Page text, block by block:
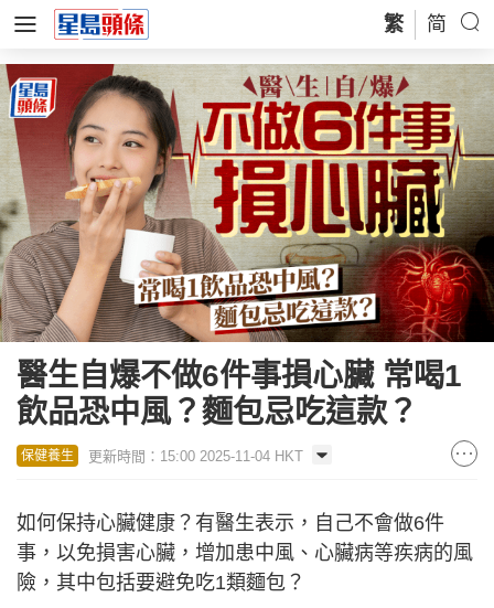
繁 简
醫生自爆不做6件事損心臟 常喝1
飲品恐中風？麵包忌吃這款？
保健養生 更新時間：15:00 2025-11-04 HKT
如何保持心臟健康？有醫生表示，自己不會做6件
事，以免損害心臟，增加患中風、心臟病等疾病的風
險，其中包括要避免吃1類麵包？